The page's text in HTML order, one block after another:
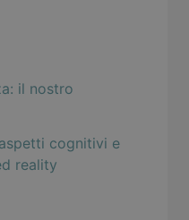
il nostro
cognitivi e
reality